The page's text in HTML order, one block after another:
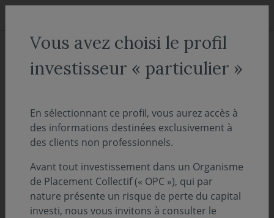
Aller au menu
Aller au contenu
ACCUEIL Nos fonds
Actions & Mixtes
ISIN :FR0000298168
Valeur liquidative au 06/08/2026 :
Sélectionnez une part
Vous avez choisi le profil
investisseur « particulier »
En sélectionnant ce profil, vous aurez accès à
des informations destinées exclusivement à
des clients non professionnels.
Avant tout investissement dans un Organisme
de Placement Collectif (« OPC »), qui par
nature présente un risque de perte du capital
investi, nous vous invitons à consulter le